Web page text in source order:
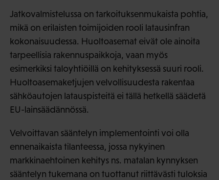
Jatkovalmistelussa on tarkoituksenmukaista pohtia,
mikä on erilaisten toimijoiden rooli latausinfran
kokonaisuudessa. Huoltoasemat eivät ole ainoita
tarpeellisia rakennuspaikkoja, vaan myös
esimerkiksi taloyhtiöillä on kehityksessä suuri rooli.
Huoltoasemaketjujen velvollisuudesta rakentaa
sähköautojen latauspisteitä ei tällä hetkellä säädetä
EU-lainsäädännössä.
Velvoittavan sääntelyn implementointi voi olla
ennenaikaista tilanteessa, jossa nykyinen
markkinaehtoinen kehitys ns. matalan kynnyksen
sääntelyn tukemana on tuottanut riittävästi tuloksia